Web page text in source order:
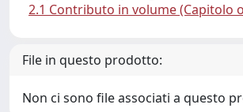
2.1 Contributo in volume (Capitolo
File in questo prodotto:
Non ci sono file associati a questo